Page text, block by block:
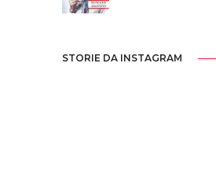
STORIE DA INSTAGRAM